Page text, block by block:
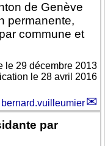
de Genève
permanente,
commune et
le 29 décembre 2013
le 28 avril 2016
bernard.vuilleumier
par